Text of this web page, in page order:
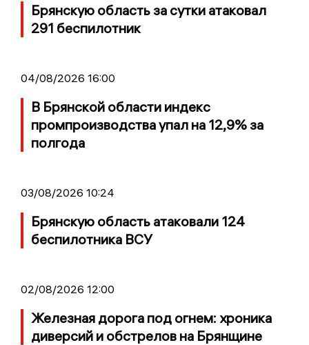
Брянскую область за сутки атаковал
291 беспилотник
04/08/2026 16:00
В Брянской области индекс
промпроизводства упал на 12,9% за
полгода
03/08/2026 10:24
Брянскую область атаковали 124
беспилотника ВСУ
02/08/2026 12:00
Железная дорога под огнем: хроника
диверсий и обстрелов на Брянщине